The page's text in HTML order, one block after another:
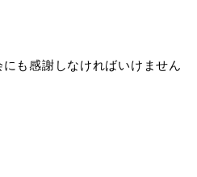
も感謝しなければいけません